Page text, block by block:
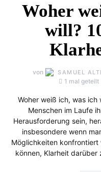
Woher
will?
von SAMUEL
1 mal geteilt
Woher weiß ich, was ich
Menschen im Laufe
Herausforderung sein,
insbesondere wenn
Möglichkeiten
können, Klarheit darüber